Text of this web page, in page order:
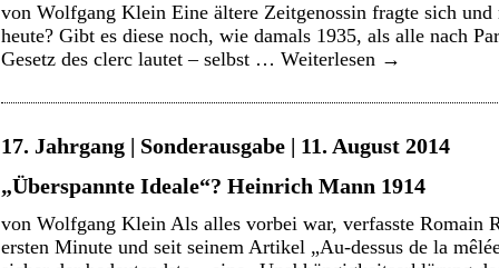
von Wolfgang Klein Eine ältere Zeitgenossin fragte sich
heute? Gibt es diese noch, wie damals 1935, als alle nach
Gesetz des clerc lautet – selbst … Weiterlesen →
17. Jahrgang | Sonderausgabe | 11. August 2014
„Überspannte Ideale“? Heinrich Mann 1914
von Wolfgang Klein Als alles vorbei war, verfasste Romain
ersten Minute und seit seinem Artikel „Au-dessus de la